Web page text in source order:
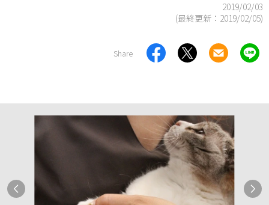
2019/02/03
(最終更新： 2019/02/05)
Share